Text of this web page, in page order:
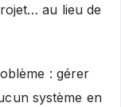
au lieu de
: gérer
système en